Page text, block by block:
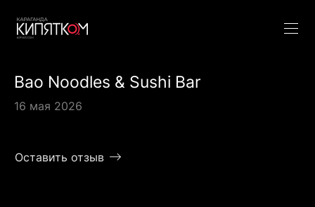
Bao Noodles & Sushi Bar
16 мая 2026
Оставить отзыв